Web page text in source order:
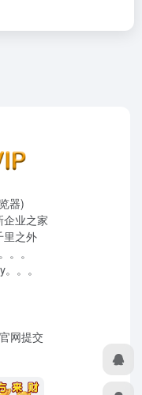
器)
业之家
里之外
。。
。。
官网提交